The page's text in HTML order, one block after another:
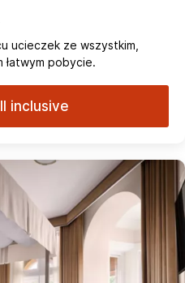
ucieczek ze wszystkim,
pobycie.
inclusive